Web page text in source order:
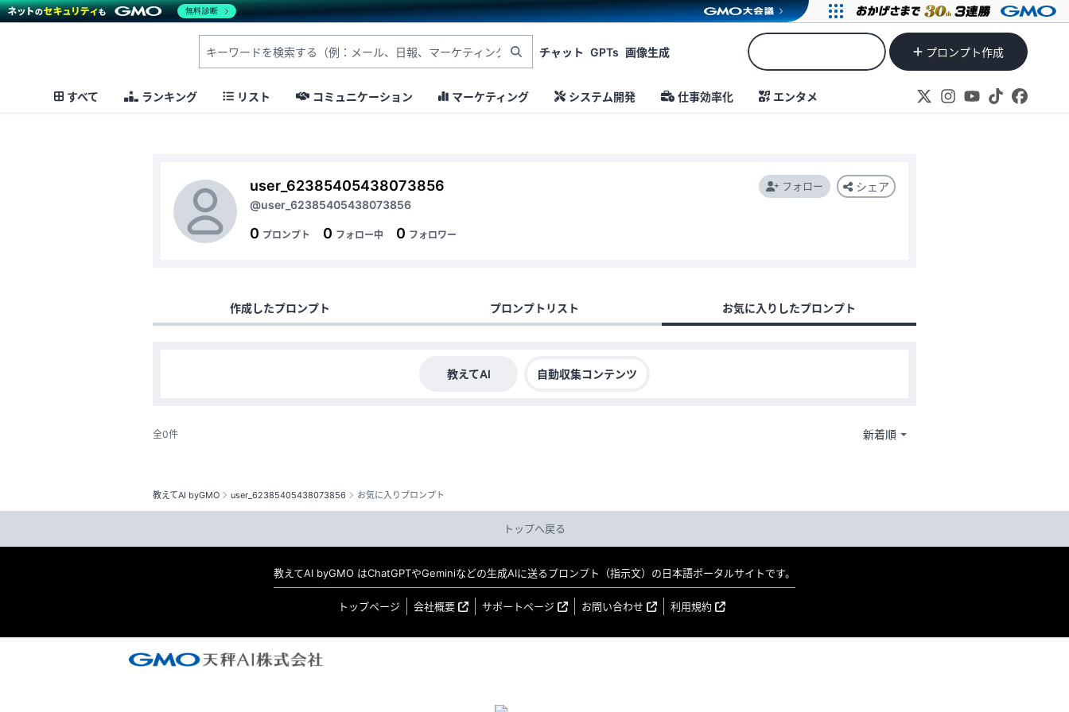
チャット GPTs 画像生成 プロンプト作成
すべて ランキング リスト コミュニケーション マーケティング システム開発 仕事効率化 エンタメ
教えてAI byGMO user_62385405438073856 お気に入りプロンプト
user_62385405438073856
@user_62385405438073856
0 プロンプト 0 フォロー中 0 フォロワー
フォロー シェア
作成したプロンプト プロンプトリスト お気に入りしたプロンプト
教えてAI 自動収集コンテンツ
全0件
トップへ戻る
教えてAI byGMO はChatGPTやGeminiなどの生成AIに送るプロンプト（指示文）の日本語ポータルサイトです。
トップページ 会社概要 サポートページ お問い合わせ 利用規約
無料診断